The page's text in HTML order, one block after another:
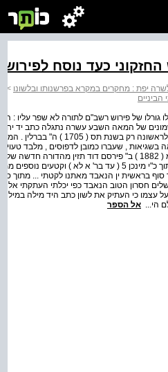
החזקוני כעד נוסח
יפת : מחקרים במקרא בפרשנותו ובלשונו >
הביניים
גורלו של פירוש רשב"ם לתורה לא שפר עליו :
של המאה השבע עשרה נתגלה כתב יד
והתפרסם לראשונה רק
בשגיאות , שעברו כמובן לדפוסים , מלבד
בשנת תרמ ( 1882 ) ב" פירסם דוד תזין
הפירוש מתוך כ"י מינכן 5 ( עד בר' א לא )
סוף בראשית ין הנאבד מאתנו לקטתי ... מתוך
על עצמו כי העתיק את לשון כתב היד מילה
הי... אל הספר